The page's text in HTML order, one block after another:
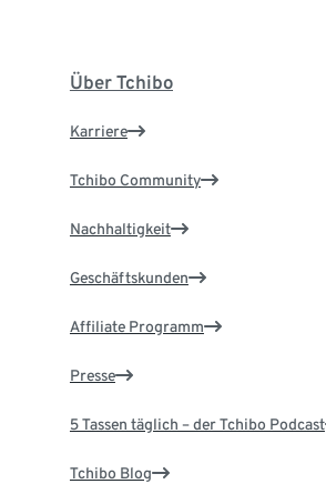
Über Tchibo
Karriere
Tchibo Community
Nachhaltigkeit
Geschäftskunden
Affiliate Programm
Presse
5 Tassen täglich – der Tchibo Podcast
Tchibo Blog